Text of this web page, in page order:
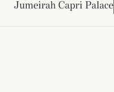
Jumeirah Capri Palace